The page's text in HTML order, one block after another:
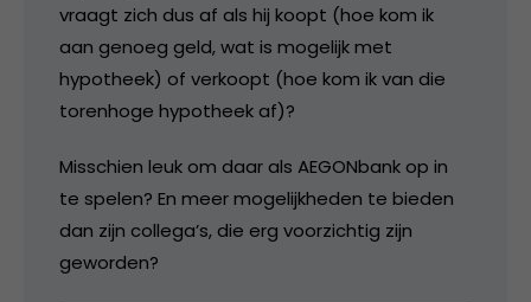
vraagt zich dus af als hij koopt (hoe kom ik
aan genoeg geld, wat is mogelijk met
hypotheek) of verkoopt (hoe kom ik van die
torenhoge hypotheek af)?
Misschien leuk om daar als AEGONbank op in
te spelen? En meer mogelijkheden te bieden
dan zijn collega’s, die erg voorzichtig zijn
geworden?